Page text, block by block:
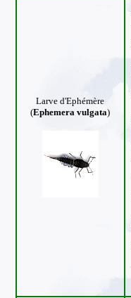
Larve d'Ephémère
(Ephemera vulgata)